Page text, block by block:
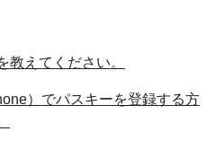
教えてください。
）でパスキーを登録する方